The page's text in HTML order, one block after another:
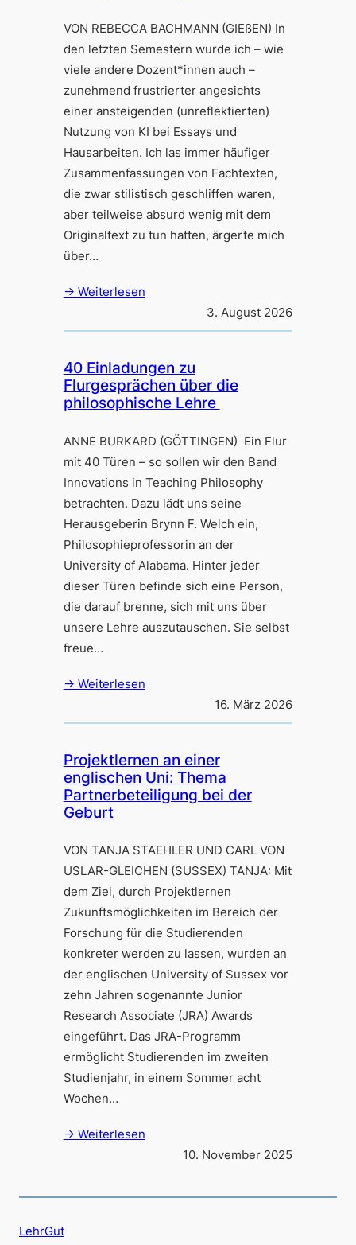
VON REBECCA BACHMANN (GIEßEN) In
den letzten Semestern wurde ich – wie
viele andere Dozent*innen auch –
zunehmend frustrierter angesichts
einer ansteigenden (unreflektierten)
Nutzung von KI bei Essays und
Hausarbeiten. Ich las immer häufiger
Zusammenfassungen von Fachtexten,
die zwar stilistisch geschliffen waren,
aber teilweise absurd wenig mit dem
Originaltext zu tun hatten, ärgerte mich
über…
→ Weiterlesen
3. August 2026
40 Einladungen zu
Flurgesprächen über die
philosophische Lehre
ANNE BURKARD (GÖTTINGEN) Ein Flur
mit 40 Türen – so sollen wir den Band
Innovations in Teaching Philosophy
betrachten. Dazu lädt uns seine
Herausgeberin Brynn F. Welch ein,
Philosophieprofessorin an der
University of Alabama. Hinter jeder
dieser Türen befinde sich eine Person,
die darauf brenne, sich mit uns über
unsere Lehre auszutauschen. Sie selbst
freue…
→ Weiterlesen
16. März 2026
Projektlernen an einer
englischen Uni: Thema
Partnerbeteiligung bei der
Geburt
VON TANJA STAEHLER UND CARL VON
USLAR-GLEICHEN (SUSSEX) TANJA: Mit
dem Ziel, durch Projektlernen
Zukunftsmöglichkeiten im Bereich der
Forschung für die Studierenden
konkreter werden zu lassen, wurden an
der englischen University of Sussex vor
zehn Jahren sogenannte Junior
Research Associate (JRA) Awards
eingeführt. Das JRA-Programm
ermöglicht Studierenden im zweiten
Studienjahr, in einem Sommer acht
Wochen…
→ Weiterlesen
10. November 2025
LehrGut